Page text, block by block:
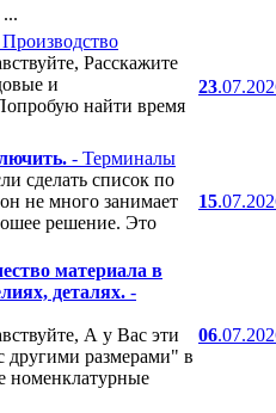
Расскажите
и
найти время
23
- Терминалы
сделать список по
не много занимает
решение. Это
15
материала в
деталях. -
А у Вас эти
другими размерами" в
номенклатурные
06